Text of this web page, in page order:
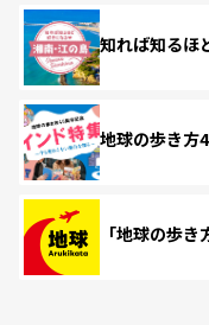
知れば知るほ
地球の歩き方
「地球の歩